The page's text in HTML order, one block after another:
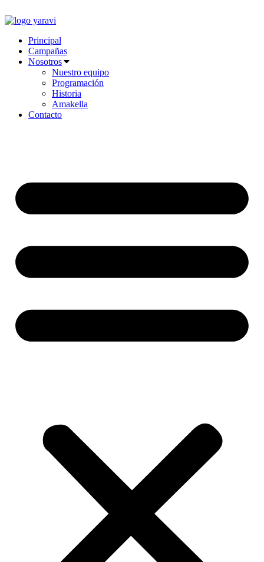
al
Principal
Campañas
Nosotros
Nuestro equipo
Programación
Historia
Amakella
Contacto